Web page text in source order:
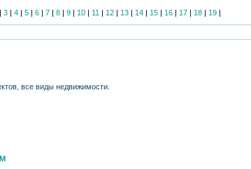
| 3 | 4 | 5 | 6 | 7 | 8 | 9 | 10 | 11 | 12 | 13 | 14 | 15 | 16 | 17 | 18 | 19 |
все виды недвижимости.